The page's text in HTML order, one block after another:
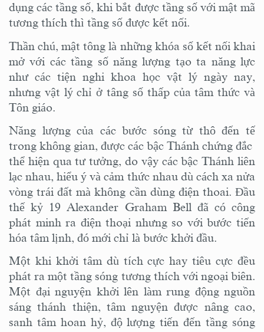
dụng các tầng số, khi bắt được tầng số với mật mã
tương thích thì tầng số được kết nối.
Thần chú, mật tông là những khóa số kết nối khai
mở với các tầng số năng lượng tạo ta năng lực
như các tiện nghi khoa học vật lý ngày nay,
nhưng vật lý chỉ ở tâng số thấp của tâm thức và
Tôn giáo.
Năng lượng của các bước sóng từ thô đến tế
trong không gian, được các bậc Thánh chứng đắc
thể hiện qua tư tưởng, do vậy các bậc Thánh liên
lạc nhau, hiểu ý và cảm thức nhau dù cách xa nửa
vòng trái đất mà không cần dùng điện thoai. Đầu
thế kỷ 19 Alexander Graham Bell đã có công
phát minh ra điện thoại nhưng so với bước tiến
hóa tâm lịnh, đó mới chỉ là bước khởi đầu.
Một khi khởi tâm dù tích cực hay tiêu cực đều
phát ra một tầng sóng tương thích với ngoại biên.
Một đại nguyện khởi lên làm rung động nguồn
sáng thánh thiện, tâm nguyện được nâng cao,
sanh tâm hoan hỷ, độ lượng tiến đến tầng sóng